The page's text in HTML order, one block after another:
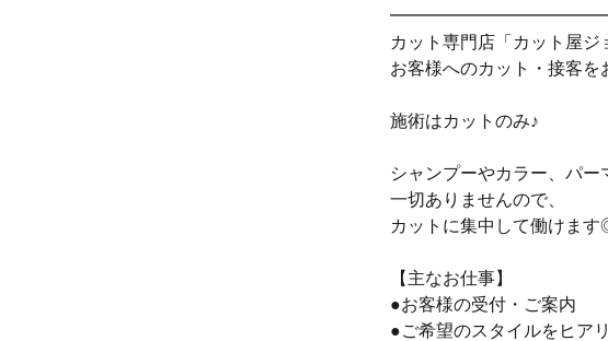
カット専門店「カット屋ジ
お客様へのカット・接客を
施術はカットのみ♪
シャンプーやカラー、パー
一切ありませんので、
カットに集中して働けま
【主なお仕事】
●お客様の受付・ご案内
●ご希望のスタイルをヒア